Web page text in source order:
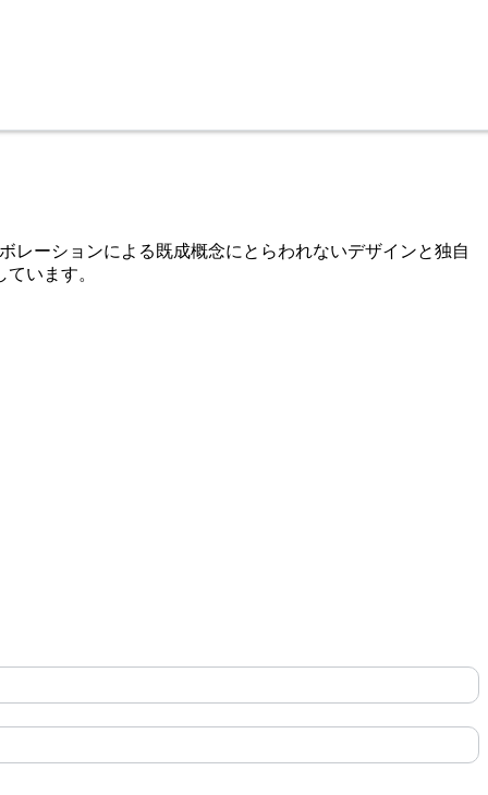
レーションによる既成概念にとらわれないデザインと独自
います。